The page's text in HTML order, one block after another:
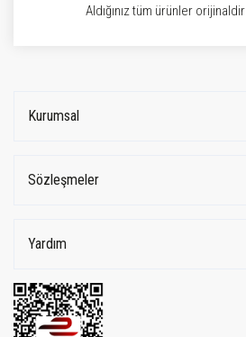
Aldığınız tüm ürünler orijinaldir
Kurumsal
Sözleşmeler
Yardım